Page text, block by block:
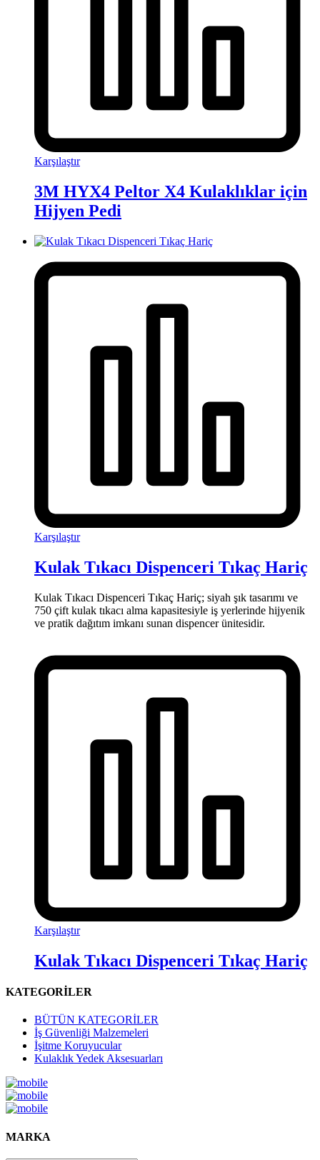
Karşılaştır
3M HYX4 Peltor X4 Kulaklıklar için
Hijyen Pedi
Karşılaştır
Kulak Tıkacı Dispenceri Tıkaç Hariç
Kulak Tıkacı Dispenceri Tıkaç Hariç; siyah şık tasarımı ve
750 çift kulak tıkacı alma kapasitesiyle iş yerlerinde hijyenik
ve pratik dağıtım imkanı sunan dispencer ünitesidir.
Karşılaştır
Kulak Tıkacı Dispenceri Tıkaç Hariç
KATEGORİLER
BÜTÜN KATEGORİLER
İş Güvenliği Malzemeleri
İşitme Koruyucular
Kulaklık Yedek Aksesuarları
MARKA